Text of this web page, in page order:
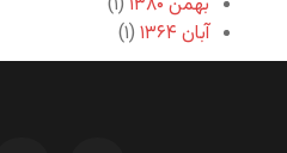
آبان ۱۳۶۴
(۱)